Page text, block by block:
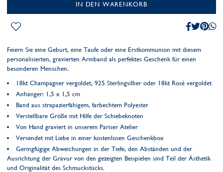
IN DEN WARENKORB
Feiern Sie eine Geburt, eine Taufe oder eine Erstkommunion mit diesem
personalisierten, gravierten Armband als perfektes Geschenk für einen
besonderen Menschen.
18kt Champagner vergoldet, 925 Sterlingsilber oder 18kt Rosé vergoldet
Anhänger: 1,5 x 1,5 cm
Band aus strapazierfähigem, farbechtem Polyester
Verstellbare Größe mit Hilfe der Schiebeknoten
Von Hand graviert in unserem Pariser Atelier
Versendet mit Liebe in einer kostenlosen Geschenkbox
Geringfügige Abweichungen in der Tiefe, den Abständen und der
Ausrichtung der Gravur von den gezeigten Beispielen sind Teil der Ästhetik
und Originalität des Schmuckstücks.